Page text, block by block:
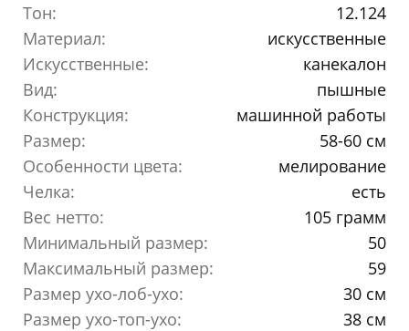
Тон:
12.124
Материал:
искусственные
Искусственные:
канекалон
Вид:
пышные
Конструкция:
машинной работы
Размер:
58-60 см
Особенности цвета:
мелирование
Челка:
есть
Вес нетто:
105 грамм
Минимальный размер:
50
Максимальный размер:
59
Размер ухо-лоб-ухо:
30 см
Размер ухо-топ-ухо:
38 см